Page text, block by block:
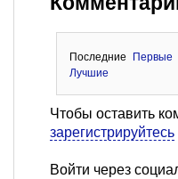
Последние
Первые
Лучшие
Чтобы оставить
зарегистрируйтесь
Войти через